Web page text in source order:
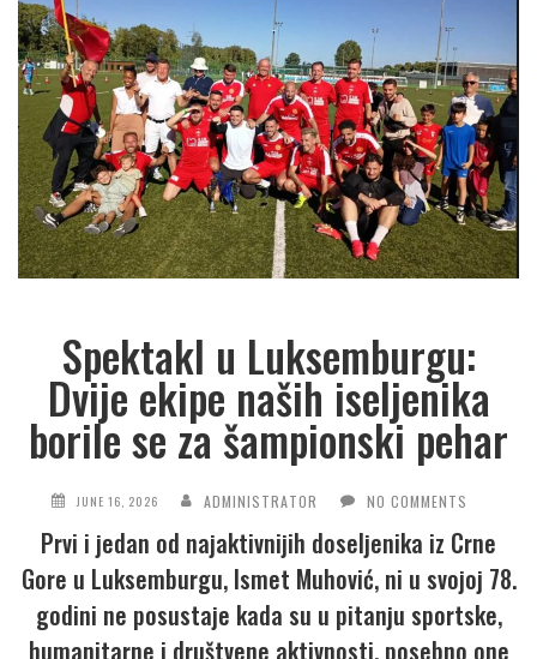
Spektakl u Luksemburgu:
Dvije ekipe naših iseljenika
borile se za šampionski pehar
JUNE 16, 2026 ADMINISTRATOR NO COMMENTS
Prvi i jedan od najaktivnijih doseljenika iz Crne
Gore u Luksemburgu, Ismet Muhović, ni u svojoj 78.
godini ne posustaje kada su u pitanju sportske,
humanitarne i društvene aktivnosti, posebno one